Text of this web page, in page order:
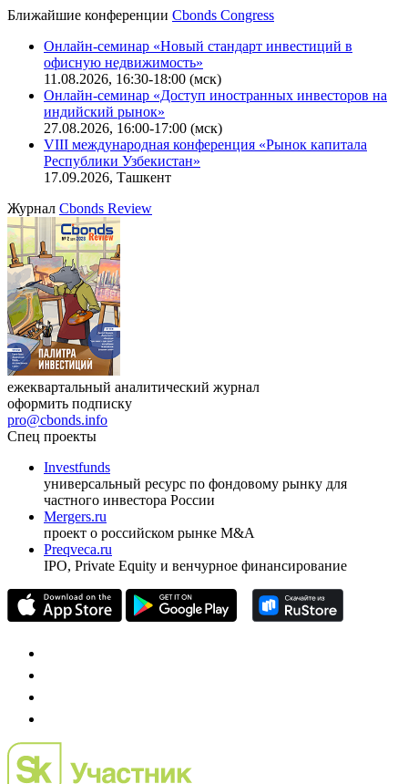
Поиск котировок облигаций
Ближайшие конференцииCbonds Congress
Онлайн-семинар «Новый стандарт инвестиций в
офисную недвижимость»
11.08.2026, 16:30-18:00 (мск)
Онлайн-семинар «Доступ иностранных инвесторов на
индийский рынок»
VIII международная конференция «Рынок капитала
Республики Узбекистан»
17.09.2026, Ташкент
ЖурналCbonds Review
ежеквартальный аналитический журнал
оформить подписку
pro@cbonds.info
Спец проекты
Investfunds
универсальный ресурс по фондовому рынку для
частного инвестора России
проект о российском рынке M&A
Preqveca.ru